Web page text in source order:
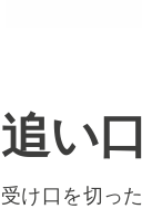
追い口
受け口を切っ